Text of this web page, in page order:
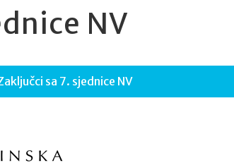
NV
sa 7. sjednice NV